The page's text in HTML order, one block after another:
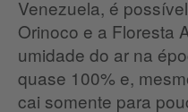
Venezuela, é
Orinoco e a Floresta
umidade do ar na
quase 100% e,
cai somente para